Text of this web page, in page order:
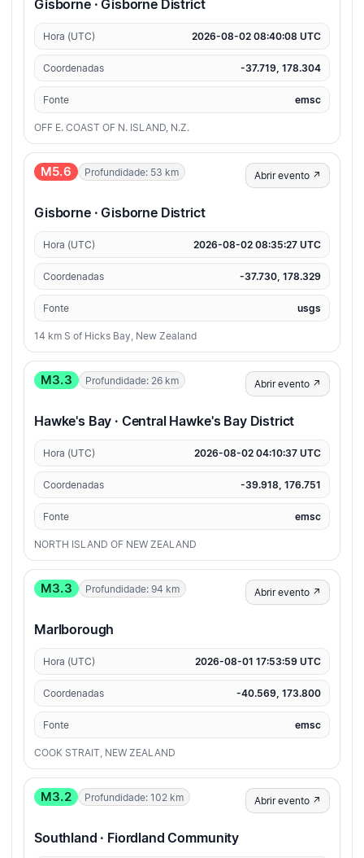
Gisborne · Gisborne District
Hora (UTC) 2026-08-02 08:40:08 UTC
Coordenadas -37.719, 178.304
Fonte emsc
OFF E. COAST OF N. ISLAND, N.Z.
M5.6 Profundidade: 53 km Abrir evento ↗
Gisborne · Gisborne District
Hora (UTC) 2026-08-02 08:35:27 UTC
Coordenadas -37.730, 178.329
Fonte usgs
14 km S of Hicks Bay, New Zealand
M3.3 Profundidade: 26 km Abrir evento ↗
Hawke's Bay · Central Hawke's Bay District
Hora (UTC) 2026-08-02 04:10:37 UTC
Coordenadas -39.918, 176.751
Fonte emsc
NORTH ISLAND OF NEW ZEALAND
M3.3 Profundidade: 94 km Abrir evento ↗
Marlborough
Hora (UTC) 2026-08-01 17:53:59 UTC
Coordenadas -40.569, 173.800
Fonte emsc
COOK STRAIT, NEW ZEALAND
M3.2 Profundidade: 102 km Abrir evento ↗
Southland · Fiordland Community